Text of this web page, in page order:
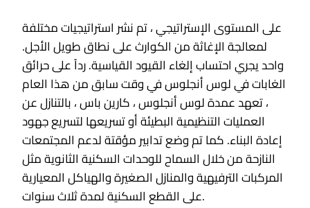
على المستوى الإستراتيجي ، تم نشر استراتيجيات مختلفة
لمعالجة الإغاثة من الكوارث على نطاق طويل الأجل.
واحد يجري احتساب إلغاء القيود القياسية. رداً على حرائق
الغابات في لوس أنجلوس في وقت سابق من هذا العام
، تعهد عمدة لوس أنجلوس ، كارين باس ، بالتنازل عن
العمليات التنظيمية البطيئة أو تسريعها لتسريع جهود
إعادة البناء. كما تم وضع تدابير مؤقتة لدعم المجتمعات
النازحة من خلال السماح للوحدات السكنية الثانوية مثل
المركبات الترفيهية والمنازل الصغيرة والهياكل المعيارية
على القطع السكنية لمدة ثلاث سنوات.